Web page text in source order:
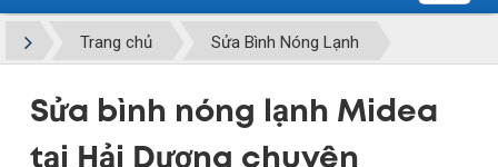
Trang chủ Sửa Bình Nóng Lạnh
Sửa bình nóng lạnh Midea
tại Hải Dương chuyên